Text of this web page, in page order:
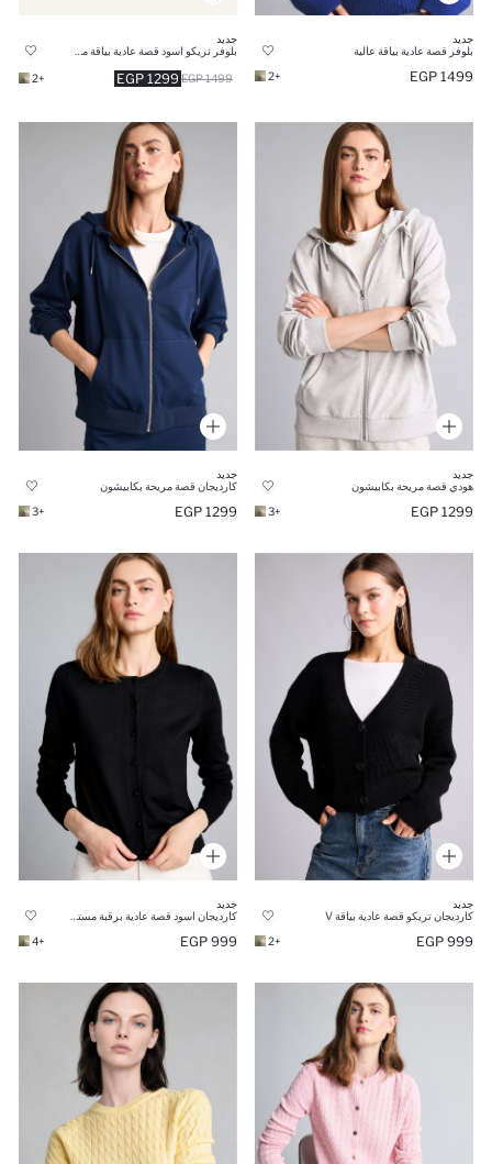
جديد
بلوفر قصة عادية بياقة عالية
1499 EGP
+2
جديد
1299 EGP 1499 EGP
+2
جديد
هودي قصة مريحة بكابيشون
1299 EGP
+3
جديد
كارديجان قصة مريحة بكابيشون
1299 EGP
+3
جديد
كارديجان تريكو قصة عادية بياقة V
999 EGP
+2
جديد
كارديجان اسود قصة عادية برقبة مستديرة
999 EGP
+4